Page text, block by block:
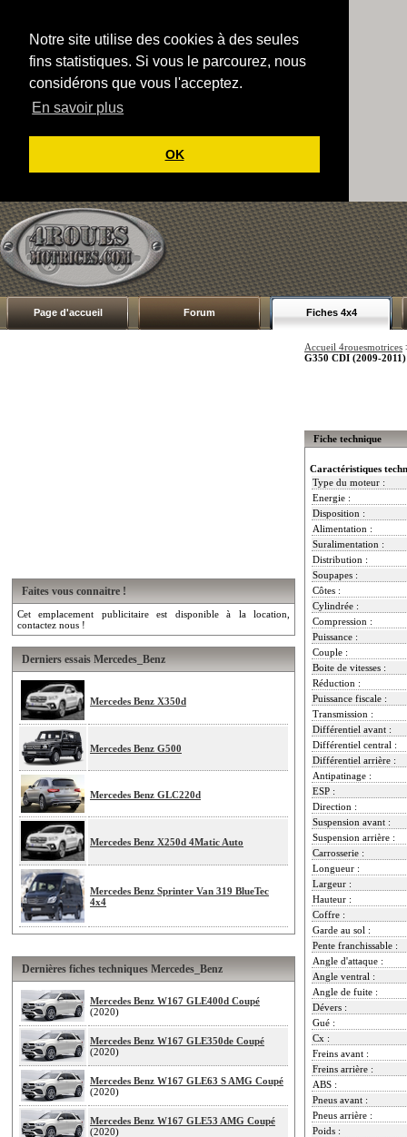
Notre site utilise des cookies à des seules
fins statistiques. Si vous le parcourez, nous
considérons que vous l'acceptez.
En savoir plus
OK
Page d'accueil Forum Fiches 4x4
Faites vous connaitre !
Cet emplacement publicitaire est disponible à la location,
contactez nous !
Derniers essais Mercedes_Benz
Mercedes Benz X350d
Mercedes Benz G500
Mercedes Benz GLC220d
Mercedes Benz X250d 4Matic Auto
Mercedes Benz Sprinter Van 319 BlueTec
4x4
Dernières fiches techniques Mercedes_Benz
Mercedes Benz W167 GLE400d Coupé
(2020)
Mercedes Benz W167 GLE350de Coupé
(2020)
Mercedes Benz W167 GLE63 S AMG Coupé
(2020)
Mercedes Benz W167 GLE53 AMG Coupé
(2020)
Accueil 4rouesmotrices
G350 CDI (2009-2011)
Fiche technique
Caractéristiques
Type du moteur :
Energie :
Disposition :
Alimentation :
Suralimentation :
Distribution :
Soupapes :
Côtes :
Cylindrée :
Compression :
Puissance :
Couple :
Boite de vitesses :
Réduction :
Puissance fiscale :
Transmission :
Différentiel avant :
Différentiel central :
Différentiel arrière :
Antipatinage :
ESP :
Direction :
Suspension avant :
Suspension arrière :
Carrosserie :
Longueur :
Largeur :
Hauteur :
Coffre :
Garde au sol :
Pente franchissable :
Angle d'attaque :
Angle ventral :
Angle de fuite :
Dévers :
Gué :
Cx :
Freins avant :
Freins arrière :
ABS :
Pneus avant :
Pneus arrière :
Poids :